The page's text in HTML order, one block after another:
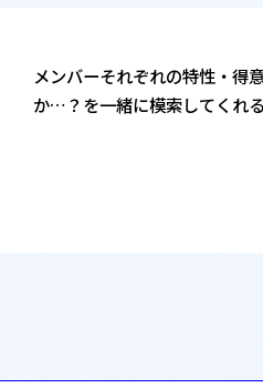
メンバーそれぞれの特性・得
か…？を一緒に模索してくれる